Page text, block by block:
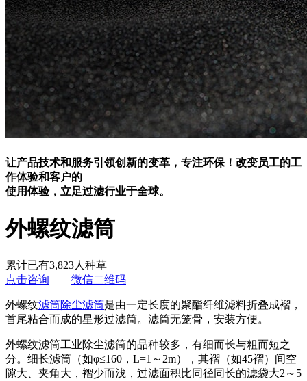
让产品技术和服务引领创新的变革，专注环保！改变员工的工
作体验和客户的
使用体验，立足过滤行业于全球。
外螺纹滤筒
累计已有3,823人种草
点击咨询
微信二维码
外螺纹滤筒除尘滤筒是由一定长度的聚酯纤维滤料折叠成褶，
首尾粘合而成的星形过滤筒。滤筒无笼骨，安装方便。
外螺纹滤筒工业除尘滤筒的品种较多，有细而长与粗而短之
分。细长滤筒（如φ≤160，L=1～2m），其褶（如45褶）间空
隙大、夹角大，褶少而浅，过滤面积比同径同长的滤袋大2～5